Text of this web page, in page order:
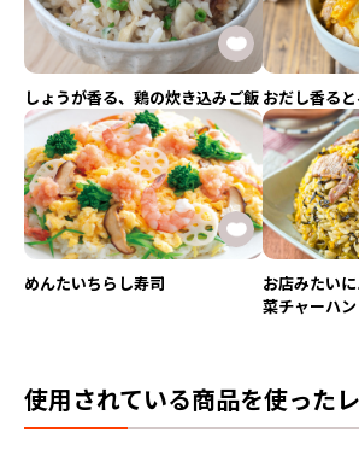
しょうが香る、鶏の炊き込みご飯 おだし香る
めんたいちらし寿司
お店みたい
菜チャーハン
使用されている商品を使った